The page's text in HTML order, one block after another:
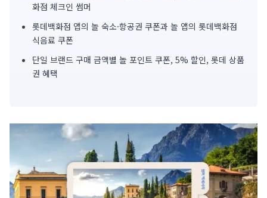
심
화점 체크인 썸머
롯데백화점 앱의 놀 숙소·항공권 쿠폰과 놀 앱의 롯데백화점
식음료 쿠폰
단일 브랜드 구매 금액별 놀 포인트 쿠폰, 5% 할인, 롯데 상품
권 혜택